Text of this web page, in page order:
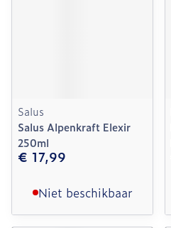
Salus
Salus Alpenkraft Elexir
250ml
€ 17,99
Niet beschikbaar